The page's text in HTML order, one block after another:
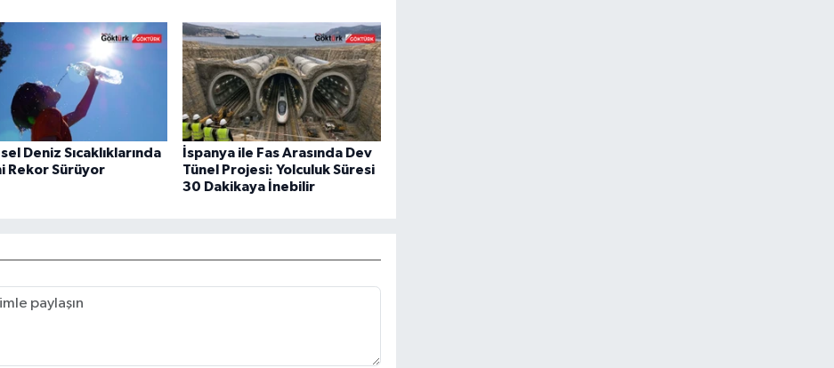
Deniz Sıcaklıklarında
Rekor Sürüyor
İspanya ile Fas Arasında Dev
Tünel Projesi: Yolculuk Süresi
30 Dakikaya İnebilir